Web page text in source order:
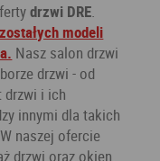
drzwi DRE.
modeli
Nasz salon drzwi
drzwi - od
drzwi i ich
innymi dla takich
W naszej ofercie
drzwi oraz okien.